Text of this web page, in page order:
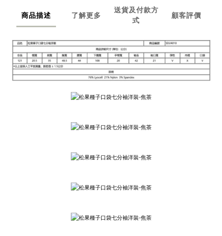
商品描述 了解更多
送貨及付款方
式
顧客評價